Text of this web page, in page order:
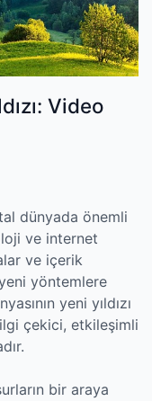
Video
dünyada önemli
ve internet
ve içerik
yöntemlere
yeni yıldızı
çekici, etkileşimli
bir araya